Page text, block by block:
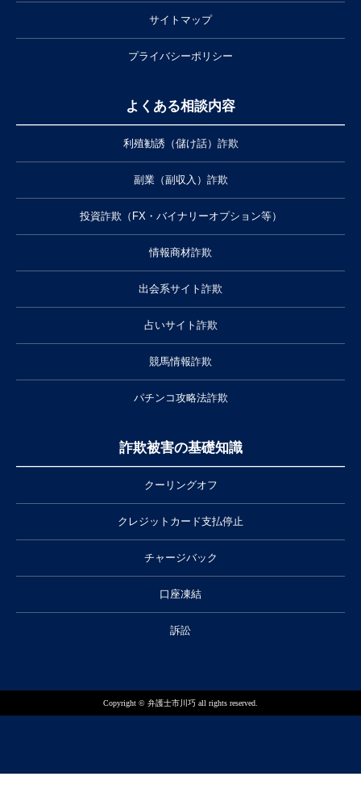
サイトマップ
プライバシーポリシー
よくある相談内容
利殖勧誘（儲け話）詐欺
副業（副収入）詐欺
投資詐欺（FX・バイナリーオプション等）
情報商材詐欺
出会系サイト詐欺
占いサイト詐欺
競馬情報詐欺
パチンコ攻略法詐欺
詐欺被害の基礎知識
クーリングオフ
クレジットカード支払停止
チャージバック
口座凍結
訴訟
Copyright © 弁護士市川巧 all rights reserved.